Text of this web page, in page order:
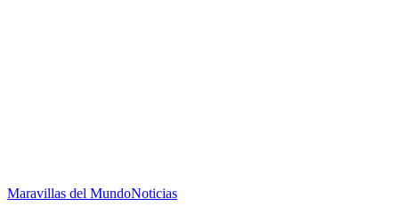
Maravillas del MundoNoticias